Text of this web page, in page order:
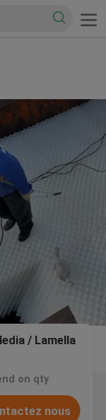
/ Lamella
on qty
nous